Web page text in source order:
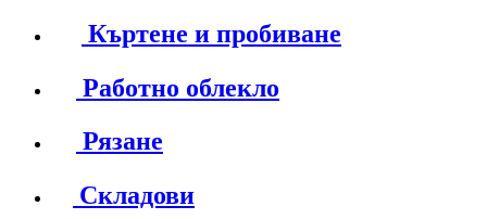
Къртене и пробиване
Работно облекло
Рязане
Складови